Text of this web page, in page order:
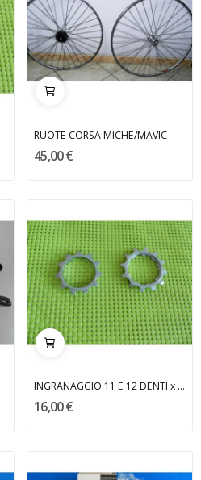
RUOTE CORSA MICHE/MAVIC
45,00 €
INGRANAGGIO 11 E 12 DENTI x SHIMANO 10 V MICHE
16,00 €